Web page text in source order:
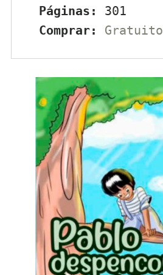
Páginas:
301
Comprar:
Gratuito